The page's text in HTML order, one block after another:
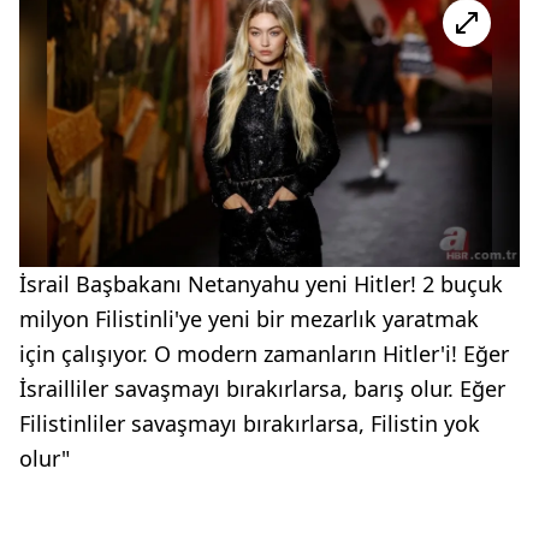
İsrail Başbakanı Netanyahu yeni Hitler! 2 buçuk
milyon Filistinli'ye yeni bir mezarlık yaratmak
için çalışıyor. O modern zamanların Hitler'i! Eğer
İsrailliler savaşmayı bırakırlarsa, barış olur. Eğer
Filistinliler savaşmayı bırakırlarsa, Filistin yok
olur"